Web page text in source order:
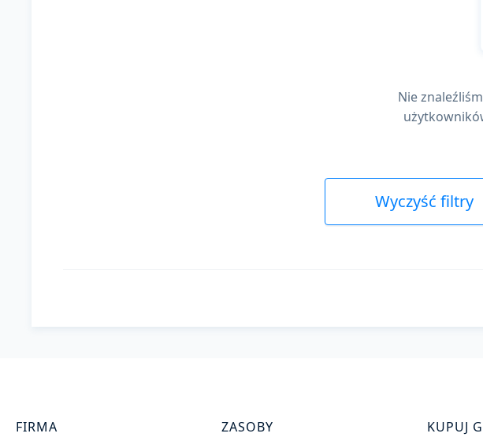
Nie
Wyczyść filtry
FIRMA ZASOBY KUPUJ